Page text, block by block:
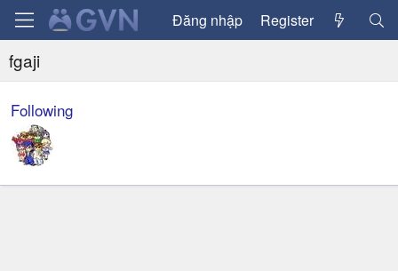
Đăng nhập Register
fgaji
Following